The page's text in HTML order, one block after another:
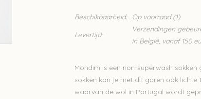
Beschikbaarheid: Op voorraad(1)
Levertijd:
Verzendingen
in België, vanaf 150
Mondim is een non-superwash
sokken kan je met dit garen ook lichte
waarvan de wol in Portugal wordt